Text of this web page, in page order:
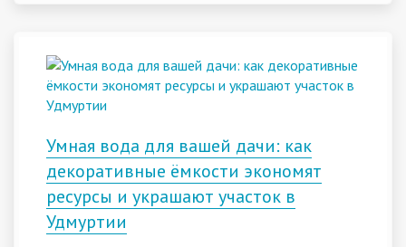
Умная вода для вашей дачи: как
декоративные ёмкости экономят
ресурсы и украшают участок в
Удмуртии